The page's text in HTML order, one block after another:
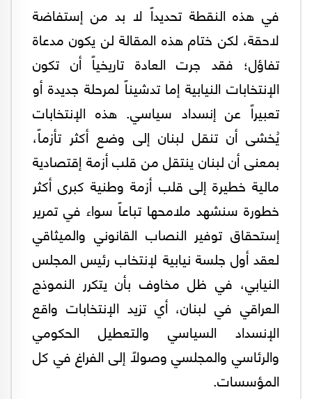
في هذه النقطة تحديداً لا بد من إستفاضة
لاحقة، لكن ختام هذه المقالة لن يكون مدعاة
تفاؤل؛ فقد جرت العادة تاريخياً أن تكون
الإنتخابات النيابية إما تدشيناً لمرحلة جديدة أو
تعبيراً عن إنسداد سياسي. هذه الإنتخابات
يُخشى أن تنقل لبنان إلى وضع أكثر تأزماً،
بمعنى أن لبنان ينتقل من قلب أزمة إقتصادية
مالية خطيرة إلى قلب أزمة وطنية كبرى أكثر
خطورة سنشهد ملامحها تباعاً سواء في تمرير
إستحقاق توفير النصاب القانوني والميثاقي
لعقد أول جلسة نيابية لإنتخاب رئيس المجلس
النيابي، في ظل مخاوف بأن يتكرر النموذج
العراقي في لبنان، أي تزيد الإنتخابات واقع
الإنسداد السياسي والتعطيل الحكومي
والرئاسي والمجلسي وصولاً إلى الفراغ في كل
المؤسسات.